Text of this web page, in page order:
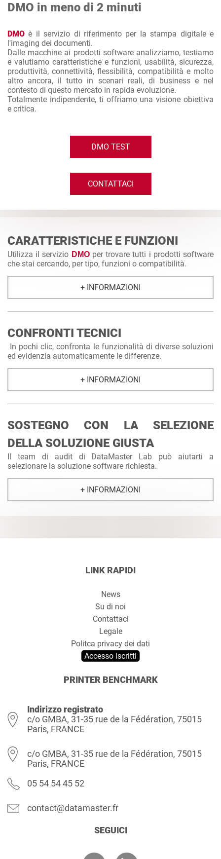
DMO in meno di 2 minuti
DMO è il servizio di riferimento per la stampa digitale e
l'imaging dei documenti.
Dalle macchine ai prodotti software analizziamo, testiamo
e valutiamo caratteristiche e funzioni, usabilità, sicurezza,
produttività, connettività, flessibilità, compatibilità e molto
altro ancora, il tutto in scenari reali, di business e nel
contesto di questo mercato in rapida evoluzione.
Totalmente indipendente, ti offriamo una visione obiettiva
e critica.
DMO TEST
CONTATTACI
CARATTERISTICHE E FUNZIONI
Utilizza il servizio DMO per trovare tutti i prodotti software
che stai cercando, per tipo, funzioni o compatibilità.
+ INFORMAZIONI
CONFRONTI TECNICI
In pochi clic, confronta le funzionalità di diverse soluzioni
ed evidenzia automaticamente le differenze.
+ INFORMAZIONI
SOSTEGNO CON LA SELEZIONE
DELLA SOLUZIONE GIUSTA
Il team di audit di DataMaster Lab può aiutarti a
selezionare la soluzione software richiesta.
+ INFORMAZIONI
LINK RAPIDI
News
Su di noi
Contattaci
Legale
Politca privacy dei dati
Accesso iscritti
PRINTER BENCHMARK
Indirizzo registrato
c/o GMBA, 31-35 rue de la Fédération, 75015
Paris, FRANCE
c/o GMBA, 31-35 rue de la Fédération, 75015
Paris, FRANCE
05 54 54 45 52
contact@datamaster.fr
SEGUICI